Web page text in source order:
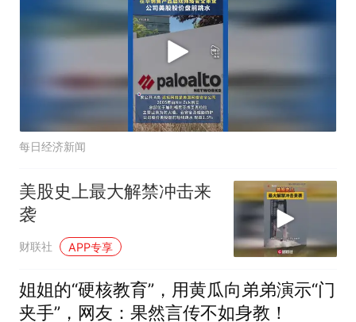
每日经济新闻
美股史上最大解禁冲击来
袭
财联社 APP专享
姐姐的“硬核教育”，用黄瓜向弟弟演示“门
夹手”，网友：果然言传不如身教！